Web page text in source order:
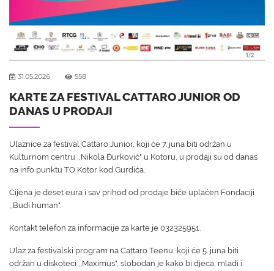
31.05.2026 558
KARTE ZA FESTIVAL CATTARO JUNIOR OD
DANAS U PRODAJI
Ulaznice za festival Cattaro Junior, koji će 7. juna biti održan u
Kulturnom centru ,,Nikola Đurković" u Kotoru, u prodaji su od danas
na info punktu TO Kotor kod Gurdića.
Cijena je deset eura i sav prihod od prodaje biće uplaćen Fondaciji
,,Budi human".
Kontakt telefon za informacije za karte je 032325951.
Ulaz za festivalski program na Cattaro Teenu, koji će 5. juna biti
održan u diskoteci ,,Maximus", slobodan je kako bi djeca, mladi i